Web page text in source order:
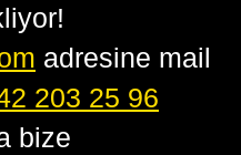
adresine mail
203 25 96
bize